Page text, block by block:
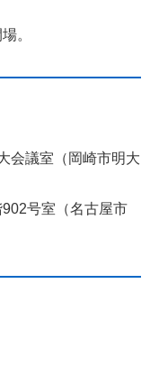
。
会議室（岡崎市明大
902号室（名古屋市